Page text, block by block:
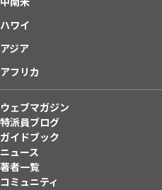
ハワイ
アジア
アフリカ
ウェブマガジン
特派員ブログ
ガイドブック
ニュース
著者一覧
コミュニティ